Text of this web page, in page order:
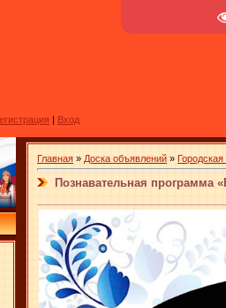
| Вход
Главная » Доска объявлений »
Познавательная программа